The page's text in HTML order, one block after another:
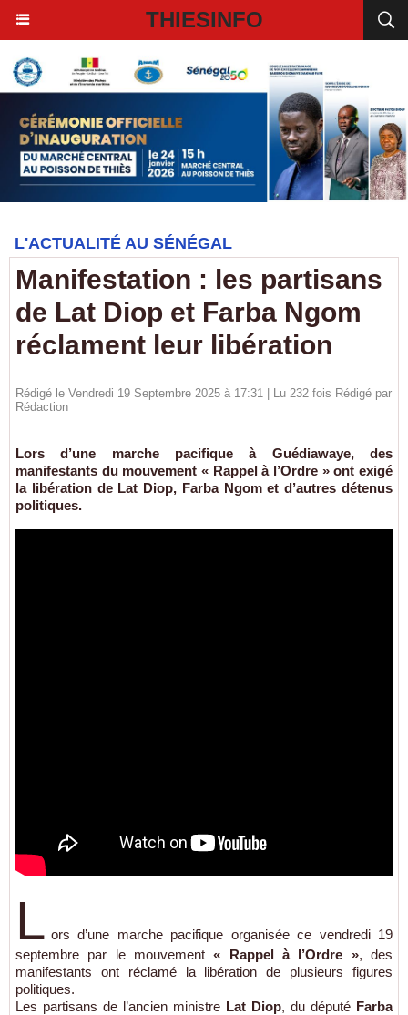
THIESINFO
L'ACTUALITÉ AU SÉNÉGAL
Manifestation : les partisans
de Lat Diop et Farba Ngom
réclament leur libération
Rédigé le Vendredi 19 Septembre 2025 à 17:31 | Lu 232 fois Rédigé par
Rédaction
Lors d’une marche pacifique à Guédiawaye, des
manifestants du mouvement « Rappel à l’Ordre » ont exigé
la libération de Lat Diop, Farba Ngom et d’autres détenus
politiques.
L ors d’une marche pacifique organisée ce vendredi 19
septembre par le mouvement« Rappel à l’Ordre », des
manifestants ont réclamé la libération de plusieurs figures
politiques.
Les partisans de l’ancien ministre Lat Diop, du député Farba